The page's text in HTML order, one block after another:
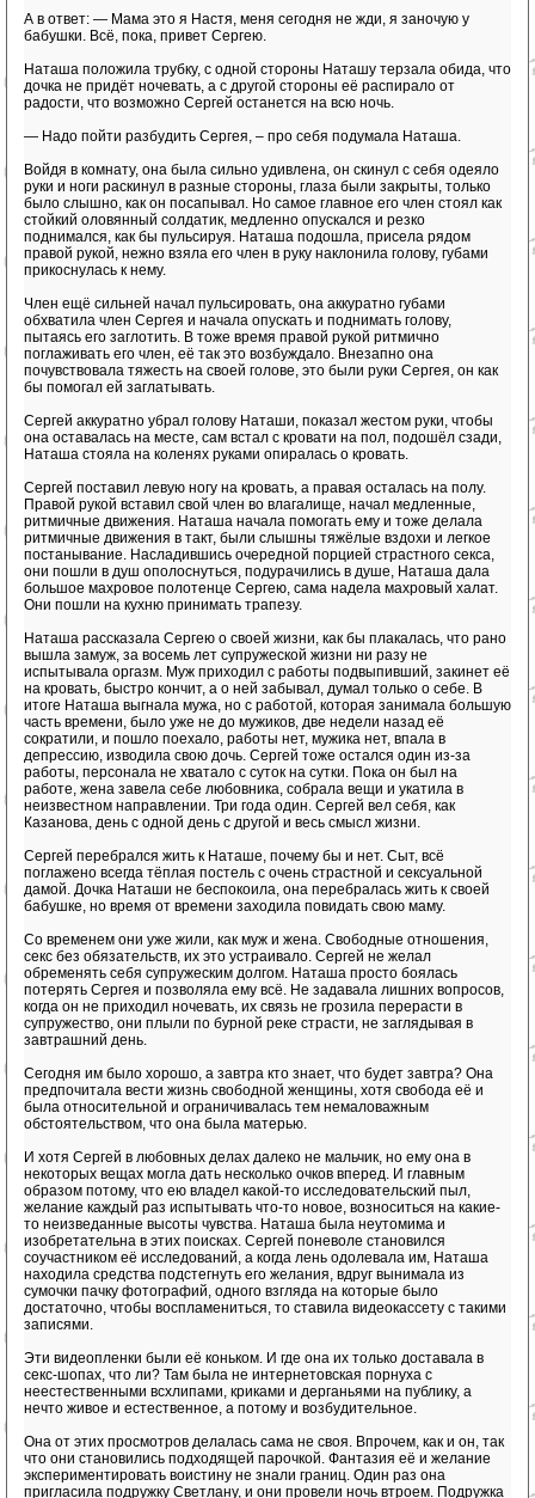
А в ответ: — Мама это я Настя, меня сегодня не жди, я заночую у
бабушки. Всё, пока, привет Сергею.
Наташа положила трубку, с одной стороны Наташу терзала обида, что
дочка не придёт ночевать, а с другой стороны её распирало от
радости, что возможно Сергей останется на всю ночь.
— Надо пойти разбудить Сергея, – про себя подумала Наташа.
Войдя в комнату, она была сильно удивлена, он скинул с себя одеяло
руки и ноги раскинул в разные стороны, глаза были закрыты, только
было слышно, как он посапывал. Но самое главное его член стоял как
стойкий оловянный солдатик, медленно опускался и резко
поднимался, как бы пульсируя. Наташа подошла, присела рядом
правой рукой, нежно взяла его член в руку наклонила голову, губами
прикоснулась к нему.
Член ещё сильней начал пульсировать, она аккуратно губами
обхватила член Сергея и начала опускать и поднимать голову,
пытаясь его заглотить. В тоже время правой рукой ритмично
поглаживать его член, её так это возбуждало. Внезапно она
почувствовала тяжесть на своей голове, это были руки Сергея, он как
бы помогал ей заглатывать.
Сергей аккуратно убрал голову Наташи, показал жестом руки, чтобы
она оставалась на месте, сам встал с кровати на пол, подошёл сзади,
Наташа стояла на коленях руками опиралась о кровать.
Сергей поставил левую ногу на кровать, а правая осталась на полу.
Правой рукой вставил свой член во влагалище, начал медленные,
ритмичные движения. Наташа начала помогать ему и тоже делала
ритмичные движения в такт, были слышны тяжёлые вздохи и легкое
постанывание. Насладившись очередной порцией страстного секса,
они пошли в душ ополоснуться, подурачились в душе, Наташа дала
большое махровое полотенце Сергею, сама надела махровый халат.
Они пошли на кухню принимать трапезу.
Наташа рассказала Сергею о своей жизни, как бы плакалась, что рано
вышла замуж, за восемь лет супружеской жизни ни разу не
испытывала оргазм. Муж приходил с работы подвыпивший, закинет её
на кровать, быстро кончит, а о ней забывал, думал только о себе. В
итоге Наташа выгнала мужа, но с работой, которая занимала большую
часть времени, было уже не до мужиков, две недели назад её
сократили, и пошло поехало, работы нет, мужика нет, впала в
депрессию, изводила свою дочь. Сергей тоже остался один из-за
работы, персонала не хватало с суток на сутки. Пока он был на
работе, жена завела себе любовника, собрала вещи и укатила в
неизвестном направлении. Три года один. Сергей вел себя, как
Казанова, день с одной день с другой и весь смысл жизни.
Сергей перебрался жить к Наташе, почему бы и нет. Сыт, всё
поглажено всегда тёплая постель с очень страстной и сексуальной
дамой. Дочка Наташи не беспокоила, она перебралась жить к своей
бабушке, но время от времени заходила повидать свою маму.
Со временем они уже жили, как муж и жена. Свободные отношения,
секс без обязательств, их это устраивало. Сергей не желал
обременять себя супружеским долгом. Наташа просто боялась
потерять Сергея и позволяла ему всё. Не задавала лишних вопросов,
когда он не приходил ночевать, их связь не грозила перерасти в
супружество, они плыли по бурной реке страсти, не заглядывая в
завтрашний день.
Сегодня им было хорошо, а завтра кто знает, что будет завтра? Она
предпочитала вести жизнь свободной женщины, хотя свобода её и
была относительной и ограничивалась тем немаловажным
обстоятельством, что она была матерью.
И хотя Сергей в любовных делах далеко не мальчик, но ему она в
некоторых вещах могла дать несколько очков вперед. И главным
образом потому, что ею владел какой-то исследовательский пыл,
желание каждый раз испытывать что-то новое, возноситься на какие-
то неизведанные высоты чувства. Наташа была неутомима и
изобретательна в этих поисках. Сергей поневоле становился
соучастником её исследований, а когда лень одолевала им, Наташа
находила средства подстегнуть его желания, вдруг вынимала из
сумочки пачку фотографий, одного взгляда на которые было
достаточно, чтобы воспламениться, то ставила видеокассету с такими
записями.
Эти видеопленки были её коньком. И где она их только доставала в
секс-шопах, что ли? Там была не интернетовская порнуха с
неестественными всхлипами, криками и дерганьями на публику, а
нечто живое и естественное, а потому и возбудительное.
Она от этих просмотров делалась сама не своя. Впрочем, как и он, так
что они становились подходящей парочкой. Фантазия её и желание
экспериментировать воистину не знали границ. Один раз она
пригласила подружку Светлану, и они провели ночь втроем. Подружка